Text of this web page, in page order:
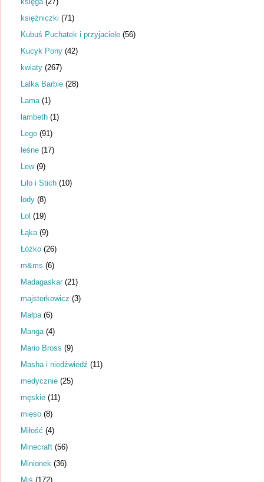
księżniczki (71)
Kubuś Puchatek i przyjaciele (56)
Kucyk Pony (42)
kwiaty (267)
Lalka Barbie (28)
Lama (1)
lambeth (1)
Lego (91)
leśne (17)
Lew (9)
Lilo i Stich (10)
lody (8)
Lol (19)
Łąka (9)
Łóżko (26)
m&ms (6)
Madagaskar (21)
majsterkowicz (3)
Małpa (6)
Manga (4)
Mario Bross (9)
Masha i niedźwiedź (11)
medycznie (25)
męskie (11)
mięso (8)
Miłość (4)
Minecraft (56)
Minionek (36)
Miś (172)